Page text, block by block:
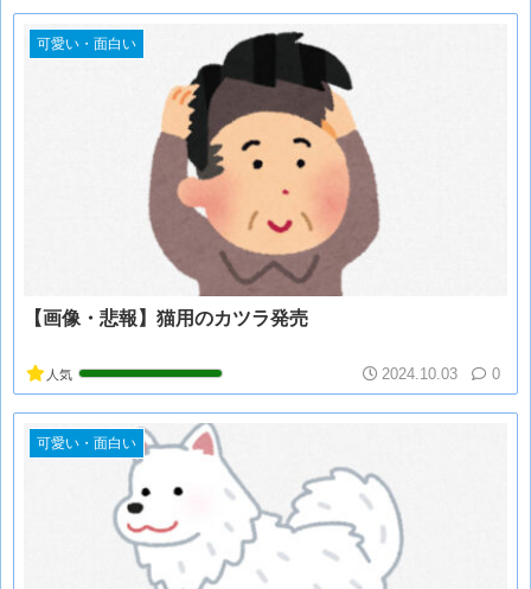
可愛い・面白い
【画像・悲報】猫用のカツラ発売
人気 2024.10.03 0
可愛い・面白い